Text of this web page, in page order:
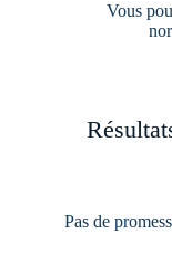
Vous
Pas de